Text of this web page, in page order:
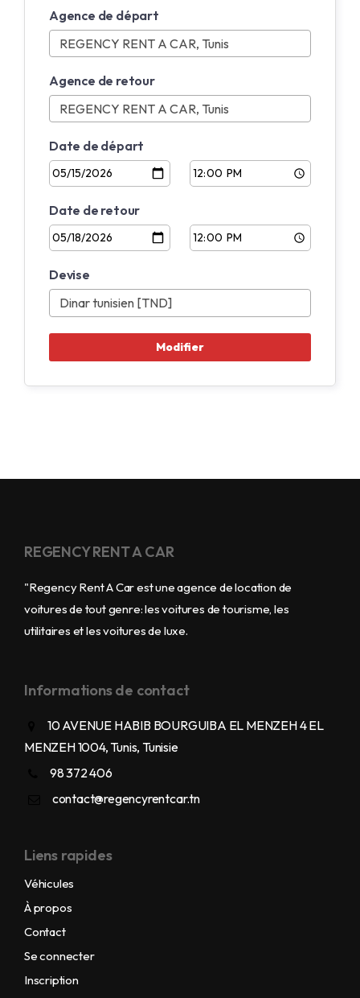
Agence de départ
Agence de retour
Date de départ
Date de retour
Devise
REGENCY RENT A CAR
"Regency Rent A Car est une agence de location de
voitures de tout genre: les voitures de tourisme, les
utilitaires et les voitures de luxe.
Informations de contact
10 AVENUE HABIB BOURGUIBA EL MENZEH 4 EL
MENZEH 1004, Tunis, Tunisie
98 372 406
contact@regencyrentcar.tn
Liens rapides
Véhicules
À propos
Contact
Se connecter
Inscription